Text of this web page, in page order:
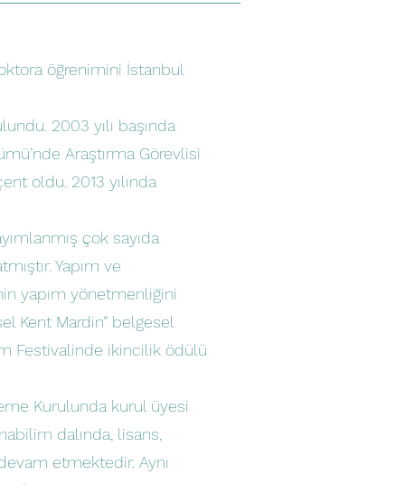
öğrenimini İstanbul
2003 yılı başında
Araştırma Görevlisi
oldu. 2013 yılında
çok sayıda
Yapım ve
yapım yönetmenliğini
Kent Mardin” belgesel
Festivalinde ikincilik ödülü
Kurulunda kurul üyesi
dalında, lisans,
etmektedir. Aynı